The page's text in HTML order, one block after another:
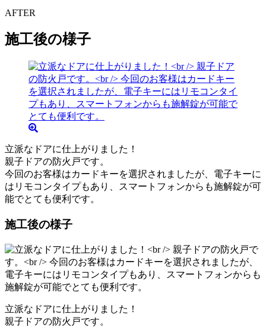
AFTER
施工後の様子
立派なドアに仕上がりました！
親子ドアの防火戸です。
今回のお客様はカードキーを選択されましたが、電子キーに
はリモコンタイプもあり、スマートフォンからも施解錠が可
能でとても便利です。
施工後の様子
立派なドアに仕上がりました！
親子ドアの防火戸です。